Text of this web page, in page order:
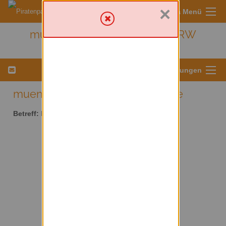
Sympa Menü
muenster - Kreis Münster/ NRW
Menü für Listeneinstellungen
muenster AT lists.piratenpartei.de
Betreff:
×